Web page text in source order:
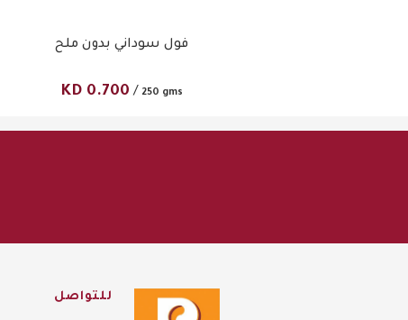
فول سوداني بدون ملح
KD 0.700 / 250 gms
للتواصل